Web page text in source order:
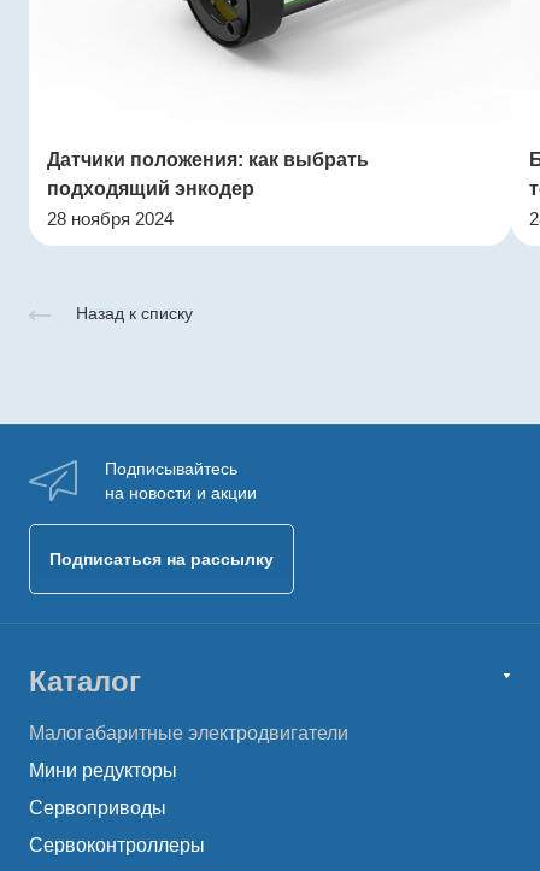
Датчики положения: как выбрать
подходящий энкодер
28 ноября 2024
Назад к списку
Подписывайтесь
на новости и акции
Подписаться на рассылку
Каталог
Малогабаритные электродвигатели
Мини редукторы
Сервоприводы
Сервоконтроллеры